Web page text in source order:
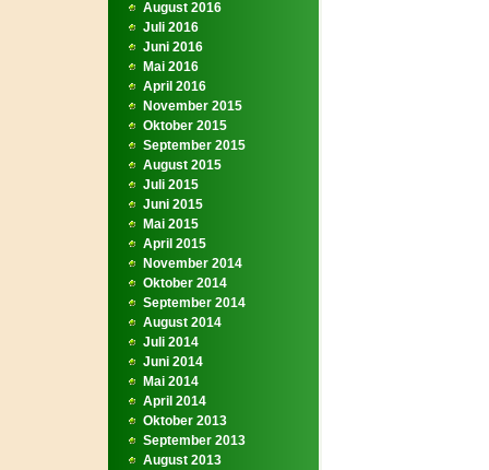
August 2016
Juli 2016
Juni 2016
Mai 2016
April 2016
November 2015
Oktober 2015
September 2015
August 2015
Juli 2015
Juni 2015
Mai 2015
April 2015
November 2014
Oktober 2014
September 2014
August 2014
Juli 2014
Juni 2014
Mai 2014
April 2014
Oktober 2013
September 2013
August 2013